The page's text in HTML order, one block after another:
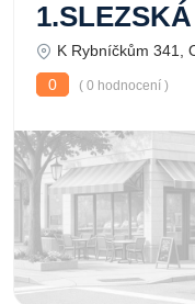
K Rybníčkům 341,
0
( 0 hodnocení )